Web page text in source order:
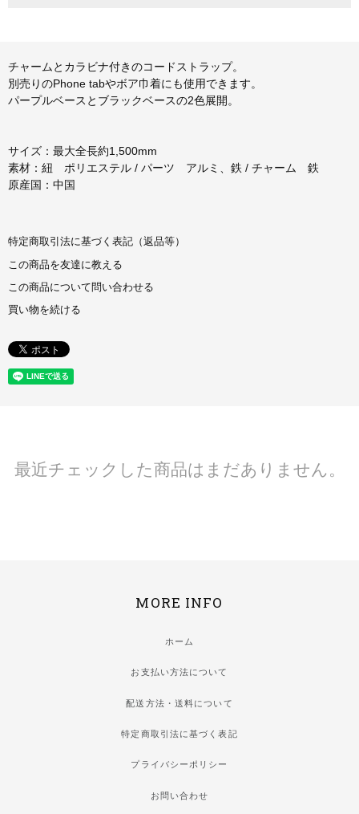
チャームとカラビナ付きのコードストラップ。
別売りのPhone tabやボア巾着にも使用できます。
パープルベースとブラックベースの2色展開。
サイズ：最大全長約1,500mm
素材：紐 ポリエステル / パーツ アルミ、鉄 / チャーム 鉄
原産国：中国
特定商取引法に基づく表記（返品等）
この商品を友達に教える
この商品について問い合わせる
買い物を続ける
最近チェックした商品はまだありません。
MORE INFO
ホーム
お支払い方法について
配送方法・送料について
特定商取引法に基づく表記
プライバシーポリシー
お問い合わせ